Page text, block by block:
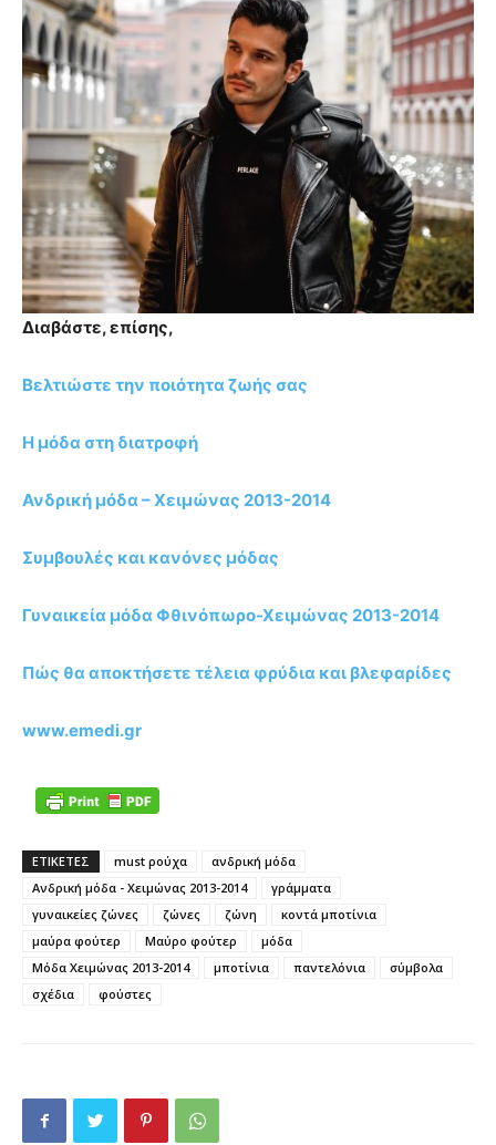
Διαβάστε, επίσης,
Βελτιώστε την ποιότητα ζωής σας
Η μόδα στη διατροφή
Ανδρική μόδα – Χειμώνας 2013-2014
Συμβουλές και κανόνες μόδας
Γυναικεία μόδα Φθινόπωρο-Χειμώνας 2013-2014
Πώς θα αποκτήσετε τέλεια φρύδια και βλεφαρίδες
www.emedi.gr
ΕΤΙΚΕΤΕΣ must ρούχα
ανδρική μόδα
Ανδρική μόδα - Χειμώνας 2013-2014
γράμματα
γυναικείες ζώνες
ζώνες ζώνη
κοντά μποτίνια
μαύρα φούτερ
Μαύρο φούτερ
μόδα
Μόδα Χειμώνας 2013-2014
μποτίνια παντελόνια
σύμβολα
σχέδια
φούστες